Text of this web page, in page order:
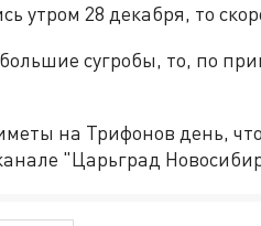
утром 28 декабря, то
сугробы, то, по
на Трифонов день,
"Царьград